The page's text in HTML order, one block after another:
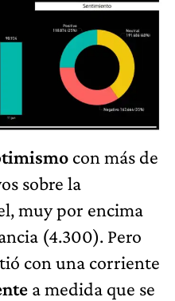
con más de
sobre la
muy por encima
(4.300). Pero
con una corriente
a medida que se